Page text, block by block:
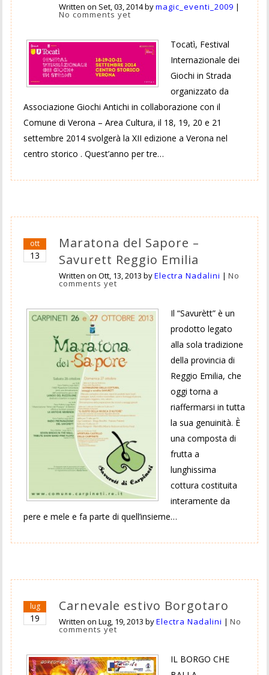
Written on Set, 03, 2014bymagic_eventi_2009 |
No comments yet
Tocatì, Festival
Internazionale dei
Giochi in Strada
organizzato da
Associazione Giochi Antichi in collaborazione con il
Comune di Verona – Area Cultura, il 18, 19, 20 e 21
settembre 2014 svolgerà la XII edizione a Verona nel
centro storico . Quest’anno per tre…
ott
13
Maratona del Sapore –
Savurett Reggio Emilia
Written onOtt, 13, 2013 byElectra Nadalini |No
comments yet
Il “Savurètt” è un
prodotto legato
alla sola tradizione
della provincia di
Reggio Emilia, che
oggi torna a
riaffermarsi in tutta
la sua genuinità. È
una composta di
frutta a
lunghissima
cottura costituita
interamente da
pere e mele e fa parte di quell’insieme…
lug
19
Carnevale estivo Borgotaro
Written onLug, 19, 2013 byElectra Nadalini |No
comments yet
IL BORGO CHE